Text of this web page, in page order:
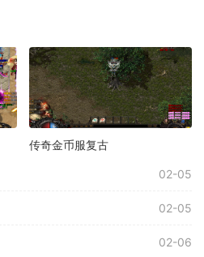
传奇金币服复古
02-05
02-05
02-06